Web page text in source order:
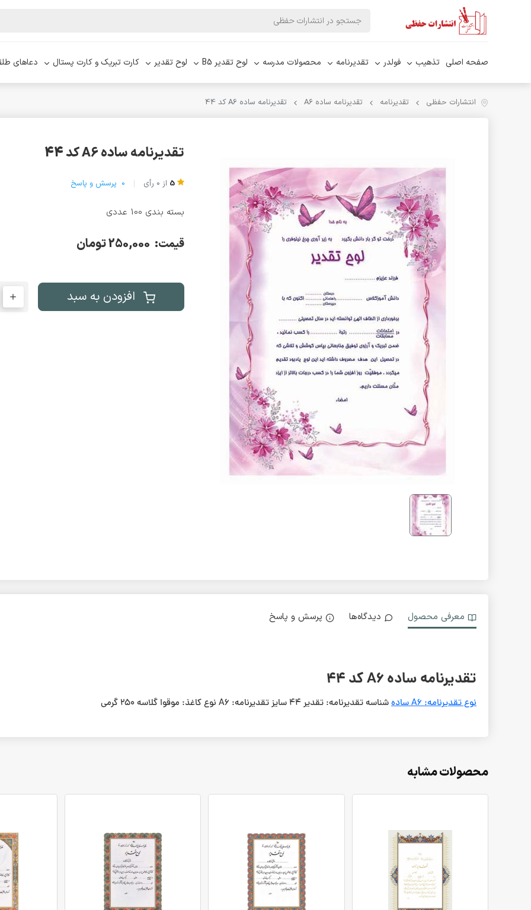
صفحه اصلی تذهیب فولدر تقدیرنامه محصولات مدرسه لوح تقدیر B5 لوح تقدیر کارت تبریک و کارت پستال دعاهای
انتشارات حفظی تقدیرنامه تقدیرنامه ساده A۶ تقدیرنامه ساده A6 کد 44
تقدیرنامه ساده A6 کد 44
5 از 0 رأی 0 پرسش و پاسخ
بسته بندی 100 عددی
قیمت: 250,000 تومان
افزودن به سبد
معرفی محصول دیدگاه‌ها پرسش و پاسخ
تقدیرنامه ساده A6 کد 44
نوع تقدیرنامه: A6 ساده شناسه تقدیرنامه: تقدیر 44 سایز تقدیرنامه: A6 نوع کاغذ: موقوا گلاسه 250 گرمی
محصولات مشابه